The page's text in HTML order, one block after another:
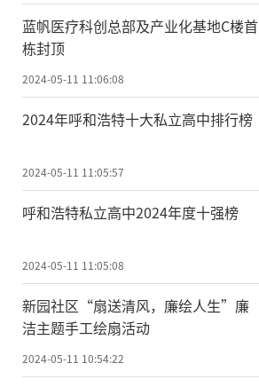
蓝帆医疗科创总部及产业化基地C楼首
栋封顶
2024-05-11 11:06:08
2024年呼和浩特十大私立高中排行榜
2024-05-11 11:05:57
呼和浩特私立高中2024年度十强榜
2024-05-11 11:05:08
新园社区“扇送清风，廉绘人生”廉
洁主题手工绘扇活动
2024-05-11 10:54:22